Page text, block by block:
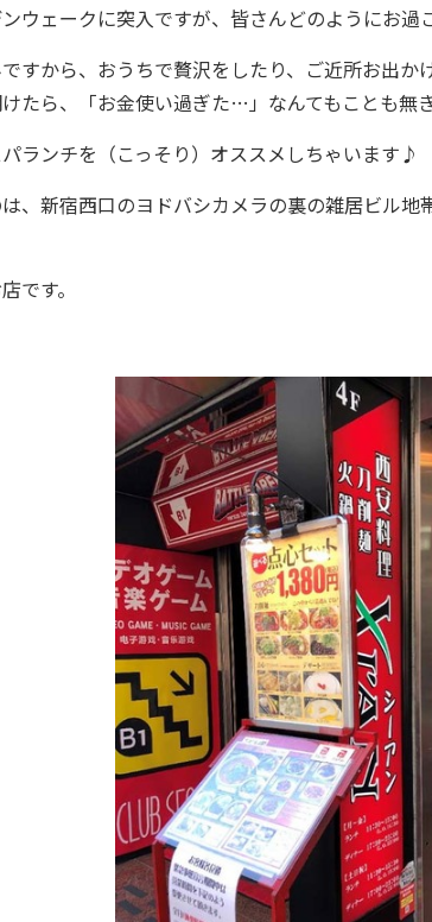
ウェークに突入ですが、皆さんどのようにお過
すから、おうちで贅沢をしたり、ご近所お出か
たら、「お金使い過ぎた…」なんてもことも無
ランチを（こっそり）オススメしちゃいます♪
、新宿西口のヨドバシカメラの裏の雑居ビル地
です。